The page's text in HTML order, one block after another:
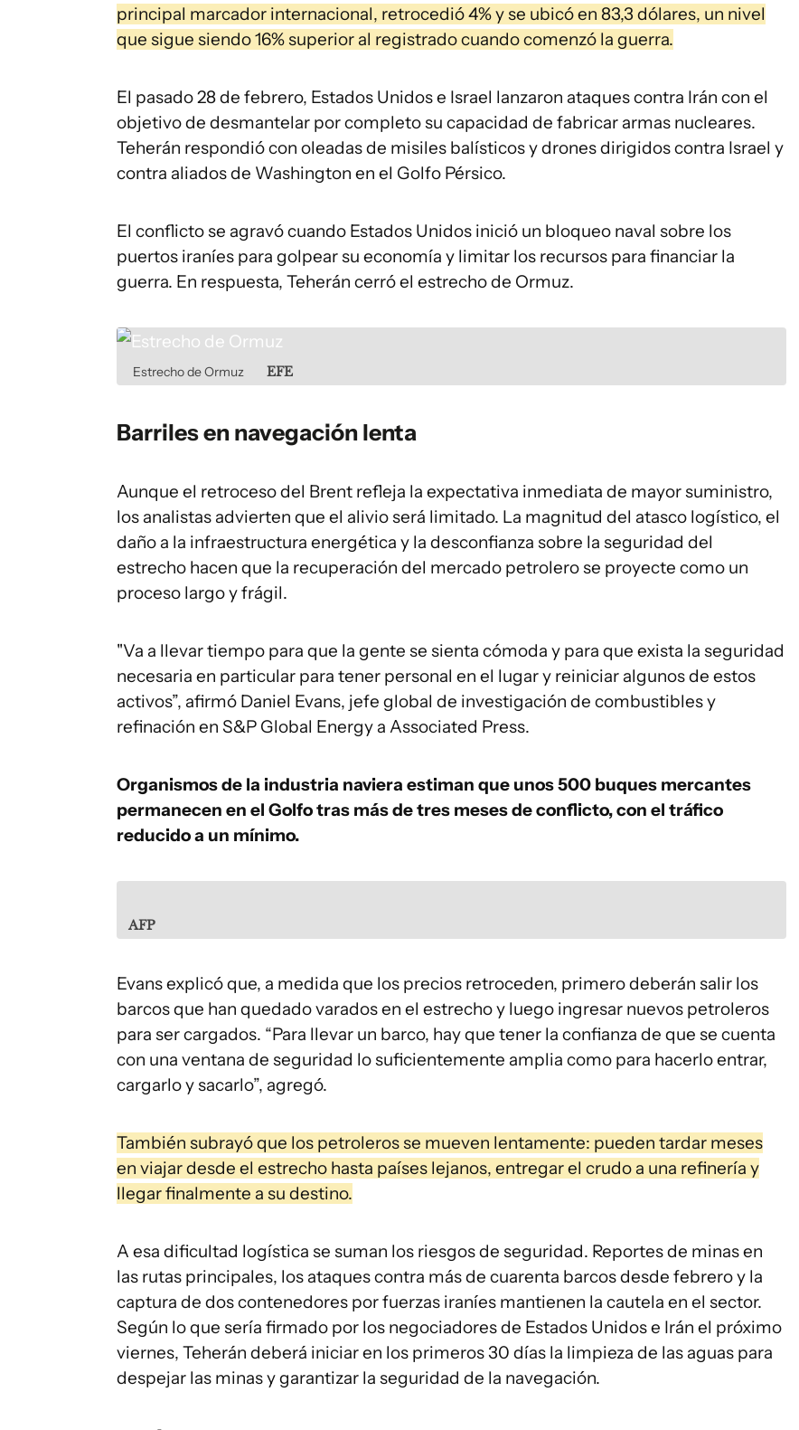
principal marcador internacional, retrocedió 4% y se ubicó en 83,3 dólares, un nivel
que sigue siendo 16% superior al registrado cuando comenzó la guerra.
El pasado 28 de febrero, Estados Unidos e Israel lanzaron ataques contra Irán con el
objetivo de desmantelar por completo su capacidad de fabricar armas nucleares.
Teherán respondió con oleadas de misiles balísticos y drones dirigidos contra Israel y
contra aliados de Washington en el Golfo Pérsico.
El conflicto se agravó cuando Estados Unidos inició un bloqueo naval sobre los
puertos iraníes para golpear su economía y limitar los recursos para financiar la
guerra. En respuesta, Teherán cerró el estrecho de Ormuz.
Estrecho de Ormuz EFE
Barriles en navegación lenta
Aunque el retroceso del Brent refleja la expectativa inmediata de mayor suministro,
los analistas advierten que el alivio será limitado. La magnitud del atasco logístico, el
daño a la infraestructura energética y la desconfianza sobre la seguridad del
estrecho hacen que la recuperación del mercado petrolero se proyecte como un
proceso largo y frágil.
"Va a llevar tiempo para que la gente se sienta cómoda y para que exista la seguridad
necesaria en particular para tener personal en el lugar y reiniciar algunos de estos
activos”, afirmó Daniel Evans, jefe global de investigación de combustibles y
refinación en S&P Global Energy a Associated Press.
Organismos de la industria naviera estiman que unos 500 buques mercantes
permanecen en el Golfo tras más de tres meses de conflicto, con el tráfico
reducido a un mínimo.
AFP
Evans explicó que, a medida que los precios retroceden, primero deberán salir los
barcos que han quedado varados en el estrecho y luego ingresar nuevos petroleros
para ser cargados. “Para llevar un barco, hay que tener la confianza de que se cuenta
con una ventana de seguridad lo suficientemente amplia como para hacerlo entrar,
cargarlo y sacarlo”, agregó.
También subrayó que los petroleros se mueven lentamente: pueden tardar meses
en viajar desde el estrecho hasta países lejanos, entregar el crudo a una refinería y
llegar finalmente a su destino.
A esa dificultad logística se suman los riesgos de seguridad. Reportes de minas en
las rutas principales, los ataques contra más de cuarenta barcos desde febrero y la
captura de dos contenedores por fuerzas iraníes mantienen la cautela en el sector.
Según lo que sería firmado por los negociadores de Estados Unidos e Irán el próximo
viernes, Teherán deberá iniciar en los primeros 30 días la limpieza de las aguas para
despejar las minas y garantizar la seguridad de la navegación.